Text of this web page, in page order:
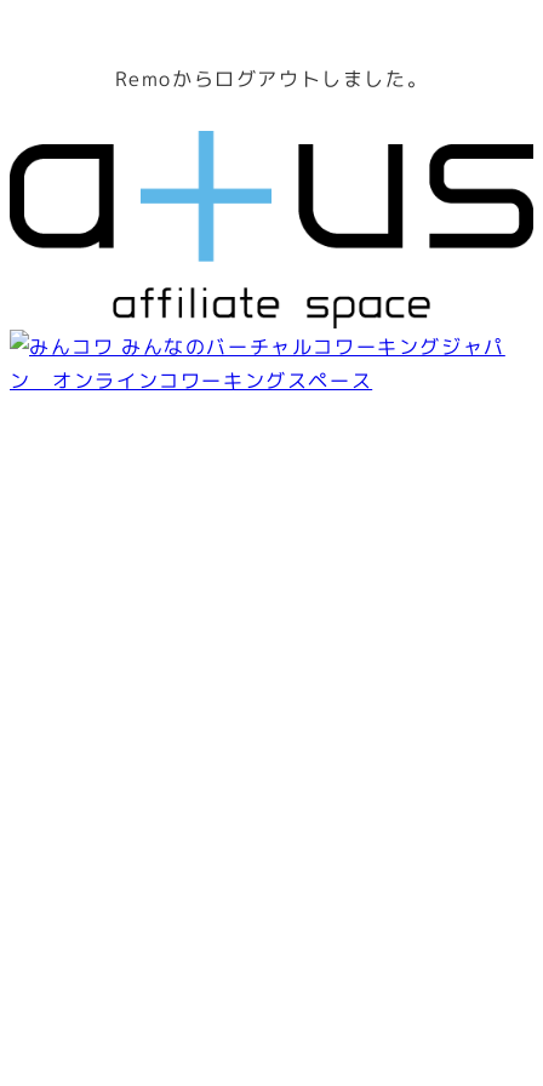
Remoからログアウトしました。